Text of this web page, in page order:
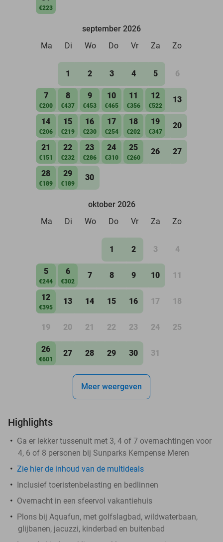
€223
september 2026
Ma
Di Wo Do Vr Za Zo
1 2 3 4 5 6
7
€200
8
€437
9
€453
10
€465
11
€356
12
€522
13
14
€206
15
€219
16
€230
17
€254
18
€202
19
€347
20
21
€151
22
€232
23
€286
24
€310
25
€260
26 27
28
€189
29
€189
30
oktober 2026
Ma
Di Wo Do Vr Za Zo
1 2 3 4
5
€244
6
€302
7 8 9 10 11
12
€395
13 14 15 16 17 18
19 20 21 22 23 24 25
26
€601
27 28 29 30 31
Meer weergeven
Highlights
Ga er lekker tussenuit met 3, 4 of 7 overnachtingen voor
4, 6 of 8 personen bij Sunparks Kempense Meren
Zie hier de inhoud van de multideals
Inclusief toeristenbelasting en bedlinnen
Overnacht in een sfeervol vakantiehuis
Plons bij Aquafun, met golfslagbad, wildwaterbaan,
glijbanen, jacuzzi, kinderbad en buitenbad